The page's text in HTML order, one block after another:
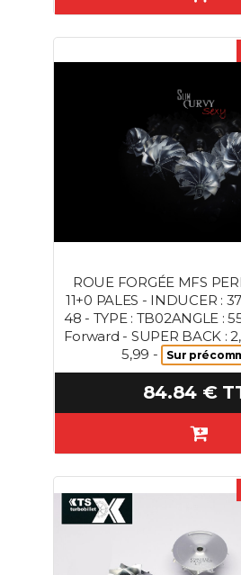
ROUE FORGÉE MFS
11+0 PALES - INDUCER :
48 - TYPE : TB02ANGLE :
Forward - SUPER BACK :
5,99 -
Sur
84.84 €